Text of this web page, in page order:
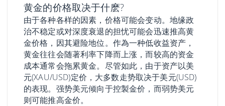
黄金的价格取决于什麽?
由于各种各样的因素，价格可能会变动。地缘政
治不稳定或对深度衰退的担忧可能会迅速推高黄
金价格，因其避险地位。作為一种低收益资产，
黄金往往会随著利率下降而上涨，而较高的资金
成本通常会拖累黄金。尽管如此，由于资产以美
元(XAU/USD)定价，大多数走势取决于美元(USD)
的表现。强势美元倾向于控製金价，而弱势美元
则可能推高金价。